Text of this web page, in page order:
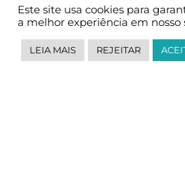
Onde Estamos
Este site usa cookies para
a melhor experiência em nosso
LEIA MAIS REJEITAR